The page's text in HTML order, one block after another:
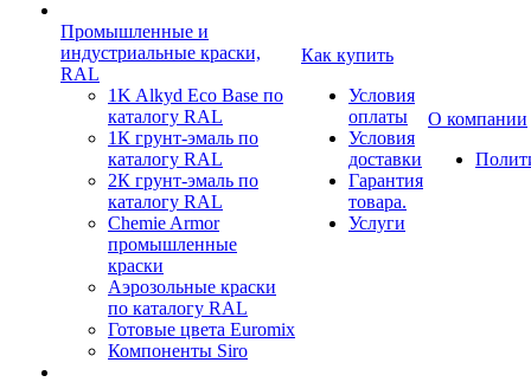
Промышленные и
индустриальные краски,
RAL
1K Alkyd Eco Base по
каталогу RAL
1К грунт-эмаль по
каталогу RAL
2К грунт-эмаль по
каталогу RAL
Chemie Armor
промышленные
краски
Аэрозольные краски
по каталогу RAL
Готовые цвета Euromix
Компоненты Siro
Как купить
Условия
оплаты
Условия
доставки
Гарантия
товара.
Услуги
О компании